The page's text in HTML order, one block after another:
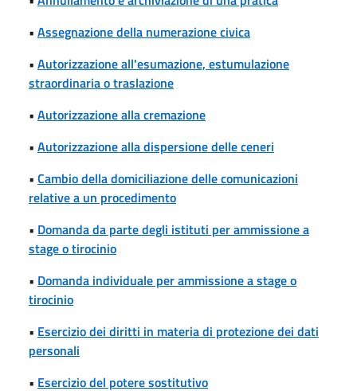
• Assegnazione della numerazione civica
• Autorizzazione all'esumazione, estumulazione
straordinaria o traslazione
• Autorizzazione alla cremazione
• Autorizzazione alla dispersione delle ceneri
• Cambio della domiciliazione delle comunicazioni
relative a un procedimento
• Domanda da parte degli istituti per ammissione a
stage o tirocinio
• Domanda individuale per ammissione a stage o
tirocinio
• Esercizio dei diritti in materia di protezione dei dati
personali
• Esercizio del potere sostitutivo